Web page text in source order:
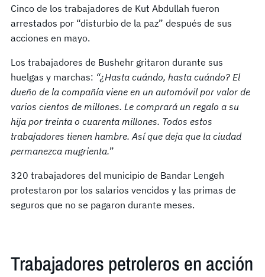
Cinco de los trabajadores de Kut Abdullah fueron
arrestados por “disturbio de la paz” después de sus
acciones en mayo.
Los trabajadores de Bushehr gritaron durante sus
huelgas y marchas: “¿Hasta cuándo, hasta cuándo? El
dueño de la compañía viene en un automóvil por valor de
varios cientos de millones. Le comprará un regalo a su
hija por treinta o cuarenta millones. Todos estos
trabajadores tienen hambre. Así que deja que la ciudad
permanezca mugrienta.”
320 trabajadores del municipio de Bandar Lengeh
protestaron por los salarios vencidos y las primas de
seguros que no se pagaron durante meses.
Trabajadores petroleros en acción